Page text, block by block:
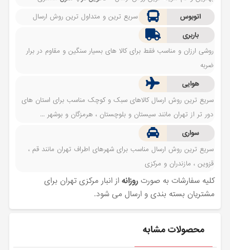
اتوبوس
سریع ترین و متداول ترین روش ارسال
باربری
روشی ارزان و مناسب فقط برای کالا های بسیار سنگین و مقاوم در برار
ضربه
هوایی
سریع ترین روش ارسال کالاهای سبک و کوچک مناسب برای استان های
دور تر از تهران مانند سیستان و بلوچستان ، هرمزگان و بوشهر ...
سواری
سریع ترین روش ارسال مناسب برای شهرهای اطراف تهران مانند قم ،
قزوین ، مازندران و مرکزی
کلیه سفارشات به صورتروزانه از انبار مرکزی تهران برای
مشتریان بسته بندی و ارسال می شود.
محصولات مشابه